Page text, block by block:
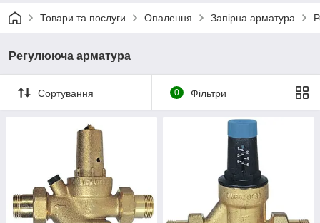
Товари та послуги Опалення Запірна арматура
Регулююча арматура
Сортування 0 Фільтри